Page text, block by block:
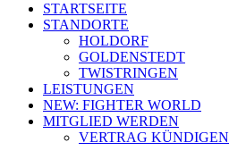
STARTSEITE
STANDORTE
HOLDORF
GOLDENSTEDT
TWISTRINGEN
LEISTUNGEN
NEW: FIGHTER WORLD
MITGLIED WERDEN
VERTRAG KÜNDIGEN